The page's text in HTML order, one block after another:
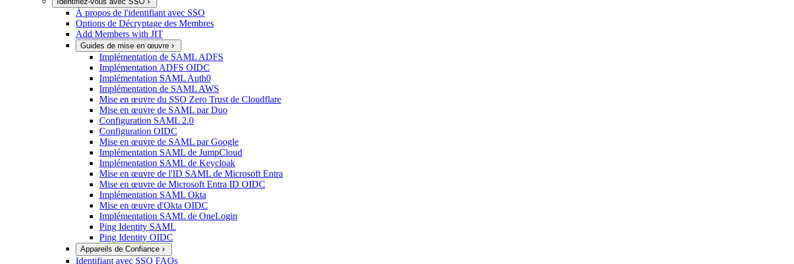
À propos de l'identifiant avec SSO
Options de Décryptage des Membres
Add Members with JIT
Guides de mise en œuvre
Implémentation de SAML ADFS
Implémentation ADFS OIDC
Implémentation SAML Auth0
Implémentation de SAML AWS
Mise en œuvre du SSO Zero Trust de Cloudflare
Mise en œuvre de SAML par Duo
Configuration SAML 2.0
Configuration OIDC
Mise en œuvre de SAML par Google
Implémentation SAML de JumpCloud
Implémentation SAML de Keycloak
Mise en œuvre de l'ID SAML de Microsoft Entra
Mise en œuvre de Microsoft Entra ID OIDC
Implémentation SAML Okta
Mise en œuvre d'Okta OIDC
Implémentation SAML de OneLogin
Ping Identity SAML
Ping Identity OIDC
Appareils de Confiance
Identifiant avec SSO FAQs